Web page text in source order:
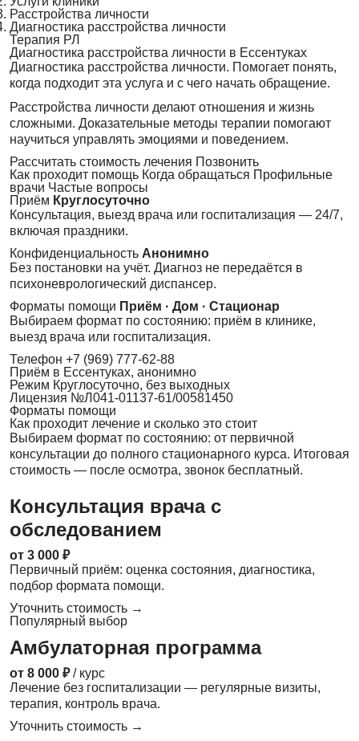
Расстройства личности
Диагностика расстройства личности
Терапия РЛ
Диагностика расстройства личности в Ессентуках
Диагностика расстройства личности. Помогает понять,
когда подходит эта услуга и с чего начать обращение.
Расстройства личности делают отношения и жизнь
сложными. Доказательные методы терапии помогают
научиться управлять эмоциями и поведением.
Рассчитать стоимость лечения Позвонить
Как проходит помощь Когда обращаться Профильные
врачи Частые вопросы
Приём Круглосуточно
Консультация, выезд врача или госпитализация — 24/7,
включая праздники.
Конфиденциальность Анонимно
Без постановки на учёт. Диагноз не передаётся в
психоневрологический диспансер.
Форматы помощи Приём · Дом · Стационар
Выбираем формат по состоянию: приём в клинике,
выезд врача или госпитализация.
Телефон +7 (969) 777-62-88
Приём в Ессентуках, анонимно
Режим Круглосуточно, без выходных
Лицензия №Л041-01137-61/00581450
Форматы помощи
Как проходит лечение и сколько это стоит
Выбираем формат по состоянию: от первичной
консультации до полного стационарного курса. Итоговая
стоимость — после осмотра, звонок бесплатный.
Консультация врача с
обследованием
от 3 000 ₽
Первичный приём: оценка состояния, диагностика,
подбор формата помощи.
Уточнить стоимость →
Популярный выбор
Амбулаторная программа
от 8 000 ₽ / курс
Лечение без госпитализации — регулярные визиты,
терапия, контроль врача.
Уточнить стоимость →